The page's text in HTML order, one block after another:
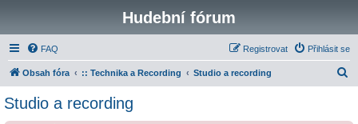
Hudební fórum
FAQ Přihlásit se
Registrovat
Obsah fóra :: Technika a Recording Studio a recording
Studio a recording